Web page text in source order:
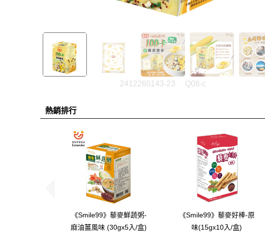
2412260143-23 Q08-c
熱銷排行
《Smile99》藜麥鮮蔬粥-
麻油薑風味 (30gx5入/盒)
《Smile99》藜麥好棒-原
味(15gx10入/盒)